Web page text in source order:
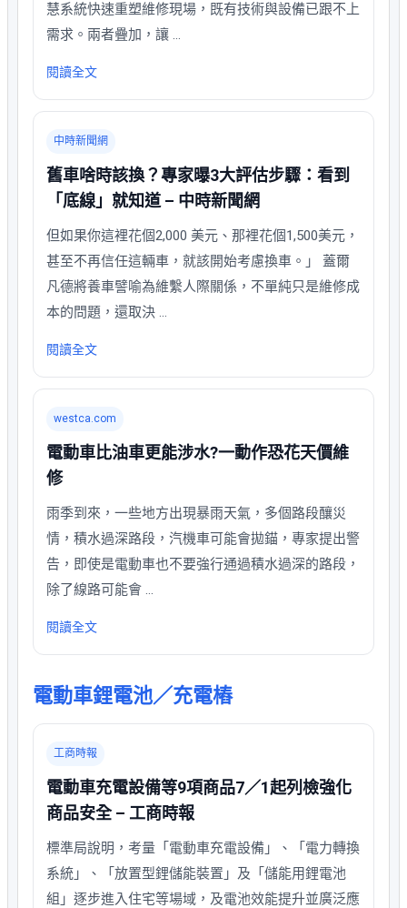
慧系統快速重塑維修現場，既有技術與設備已跟不上
需求。兩者疊加，讓 …
閱讀全文
中時新聞網
舊車啥時該換？專家曝3大評估步驟：看到
「底線」就知道 – 中時新聞網
但如果你這裡花個2,000 美元、那裡花個1,500美元，
甚至不再信任這輛車，就該開始考慮換車。」 蓋爾
凡德將養車譬喻為維繫人際關係，不單純只是維修成
本的問題，還取決 …
閱讀全文
westca.com
電動車比油車更能涉水?一動作恐花天價維
修
雨季到來，一些地方出現暴雨天氣，多個路段釀災
情，積水過深路段，汽機車可能會拋錨，專家提出警
告，即使是電動車也不要強行通過積水過深的路段，
除了線路可能會 …
閱讀全文
電動車鋰電池／充電樁
工商時報
電動車充電設備等9項商品7／1起列檢強化
商品安全 – 工商時報
標準局說明，考量「電動車充電設備」、「電力轉換
系統」、「放置型鋰儲能裝置」及「儲能用鋰電池
組」逐步進入住宅等場域，及電池效能提升並廣泛應